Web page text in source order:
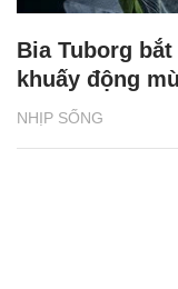
NHỊP SỐNG
Bia Tuborg
khuấy động